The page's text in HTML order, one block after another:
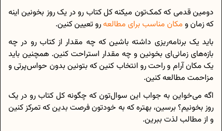
دومین قدمی که کمک‌تون میکنه کل کتاب رو در یک روز بخونین اینه
که زمان و مکان مناسب برای مطالعهرو تعیین کنین.
باید یک برنامه‌ریزی داشته باشین که چه مقدار از کتاب رو در چه
بازه‌های زمانی‌ای بخونین و چه مقدار استراحت کنین. همچنین باید
یک مکان آرام و راحت رو انتخاب کنین که بتونین بدون حواس‌پرتی و
مزاحمت مطالعه کنین.
اگه می‌خواین به جواب این سوال‌تون که چگونه کل کتاب رو در یک
روز بخونیم؟ برسین، بهتره که به خودتون فرصت بدین که تمرکز کنین
و از مطالب لذت ببرین.